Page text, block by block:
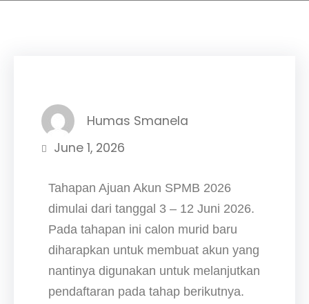
Humas Smanela
June 1, 2026
Tahapan Ajuan Akun SPMB 2026
dimulai dari tanggal 3 – 12 Juni 2026.
Pada tahapan ini calon murid baru
diharapkan untuk membuat akun yang
nantinya digunakan untuk melanjutkan
pendaftaran pada tahap berikutnya.